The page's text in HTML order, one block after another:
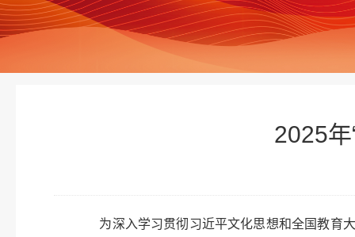
2025
为深入学习贯彻习近平文化思想和全国教育